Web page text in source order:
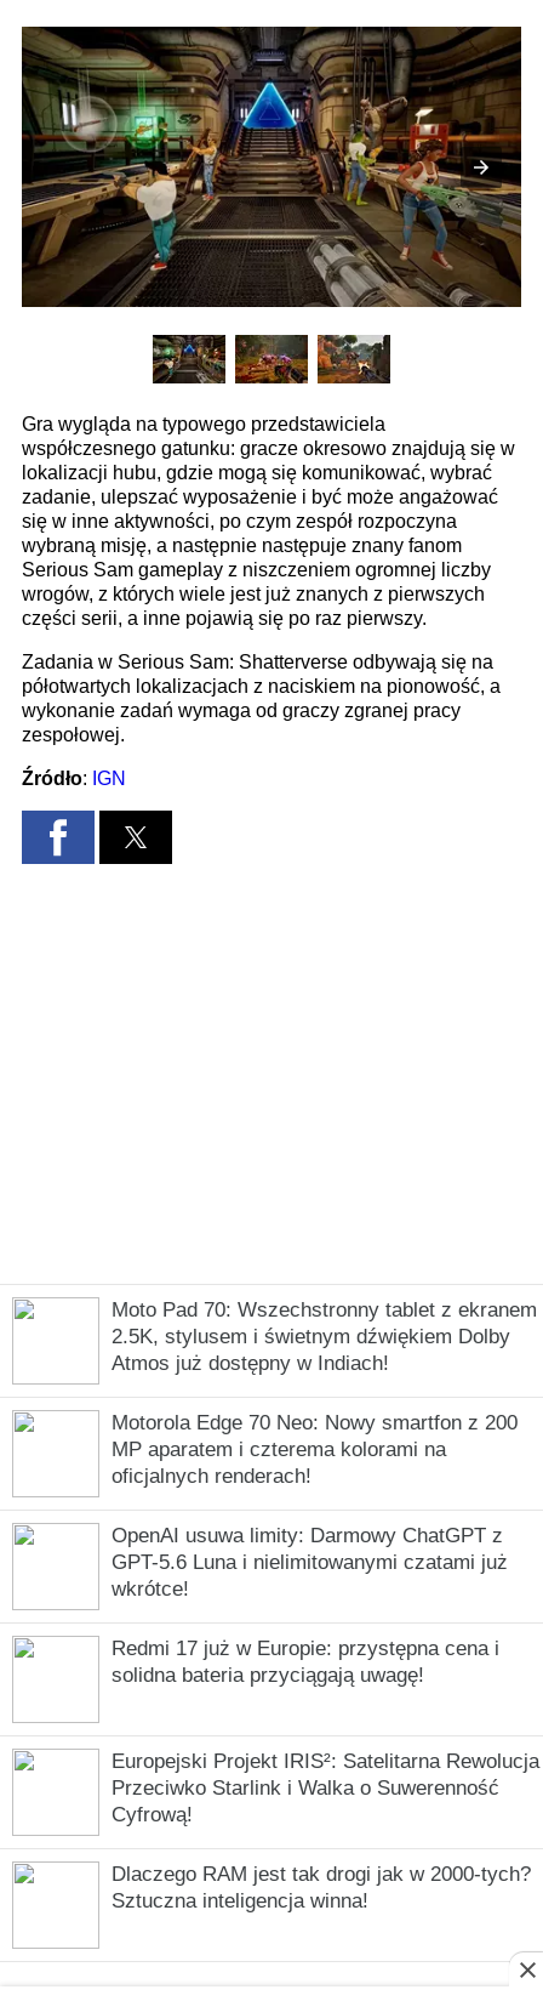
Moto Pad 70: Wszechstronny tablet z ekranem
2.5K, stylusem i świetnym dźwiękiem Dolby
Atmos już dostępny w Indiach!
Motorola Edge 70 Neo: Nowy smartfon z 200
MP aparatem i czterema kolorami na
oficjalnych renderach!
OpenAI usuwa limity: Darmowy ChatGPT z
GPT-5.6 Luna i nielimitowanymi czatami już
wkrótce!
Redmi 17 już w Europie: przystępna cena i
solidna bateria przyciągają uwagę!
Europejski Projekt IRIS²: Satelitarna Rewolucja
Przeciwko Starlink i Walka o Suwerenność
Cyfrową!
Dlaczego RAM jest tak drogi jak w 2000-tych?
Sztuczna inteligencja winna!